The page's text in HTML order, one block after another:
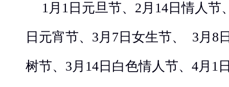
1月1日元旦节、2月14日情人节
日元宵节、3月7日女生节、 3月8
树节、3月14日白色情人节、4月1